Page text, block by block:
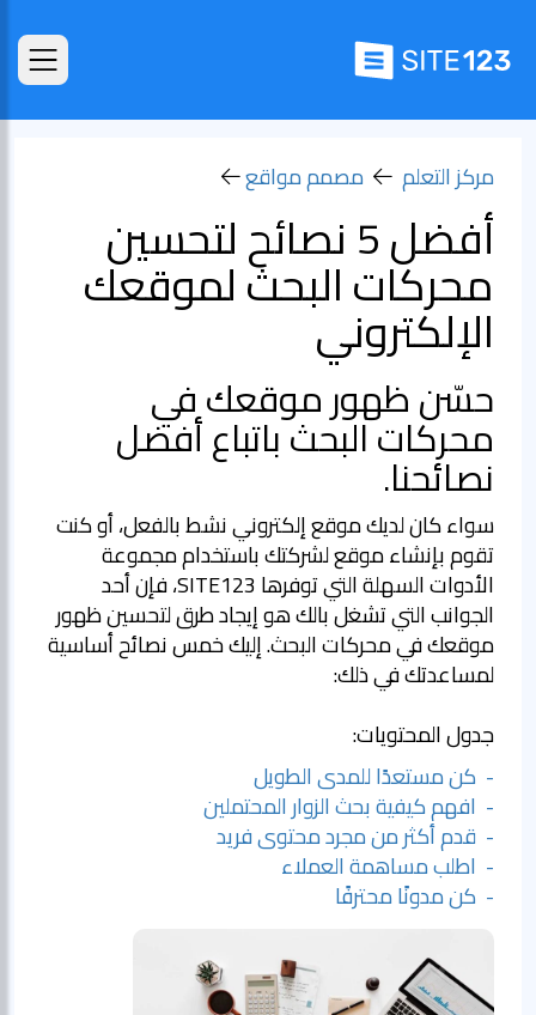
مركز التعلم مصمم مواقع
أفضل 5 نصائح لتحسين
محركات البحث لموقعك
الإلكتروني
حسّن ظهور موقعك في
محركات البحث باتباع أفضل
نصائحنا.
سواء كان لديك موقع إلكتروني نشط بالفعل، أو كنت
تقوم بإنشاء موقع لشركتك باستخدام مجموعة
الأدوات السهلة التي توفرها SITE123، فإن أحد
الجوانب التي تشغل بالك هو إيجاد طرق لتحسين ظهور
موقعك في محركات البحث. إليك خمس نصائح أساسية
لمساعدتك في ذلك:
جدول المحتويات:
- كن مستعدًا للمدى الطويل
- افهم كيفية بحث الزوار المحتملين
- قدم أكثر من مجرد محتوى فريد
- اطلب مساهمة العملاء
- كن مدونًا محترفًا